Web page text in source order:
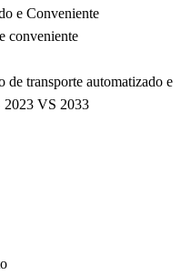
e Conveniente
conveniente
de transporte automatizado e
2023 VS 2033